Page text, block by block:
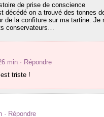
de prise de conscience
décédé on a trouvé des tonnes
de la confiture sur ma tartine.
conservateurs…
min · Répondre
triste !
· Répondre